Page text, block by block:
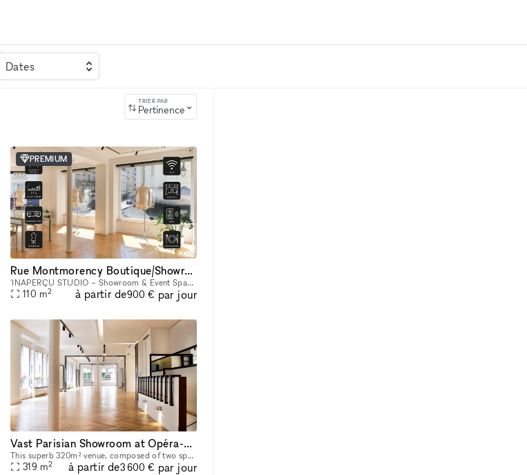
Dates
TRIER PAR
Pertinence
PREMIUM
Rue Montmorency Boutique/Showroom
'INAPERÇU STUDIO – Showroom & Event Space in the Heart of Le Marais Located in the heart of Le Marais, one of Paris's most vibrant and sought-after neighborhoods, L'INAPERÇU STUDIO is a versatile ve
110 m2 à partir de900 € par jour
Vast Parisian Showroom at Opéra-Bourse
This superb 320m² venue, composed of two spaces—a 220m² area on the first floor and a 100m² room on the ground floor—is available for short-term rental to host your Showrooms, Pop-Up Stores, Temporar
319 m2 à partir de3 600 € par jour